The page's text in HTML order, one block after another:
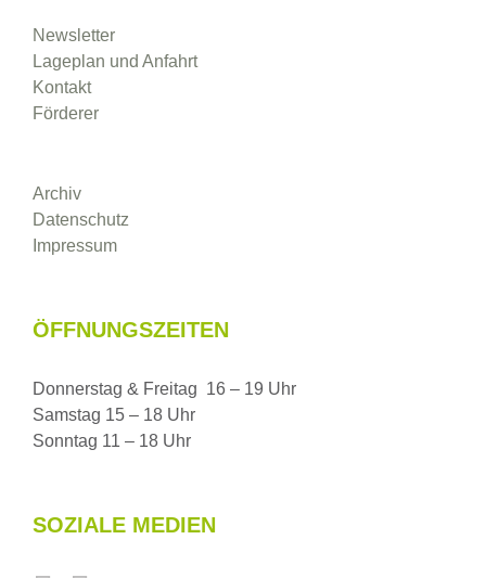
Newsletter
Lageplan und Anfahrt
Kontakt
Förderer
Archiv
Datenschutz
Impressum
ÖFFNUNGSZEITEN
Donnerstag & Freitag 16 – 19 Uhr
Samstag 15 – 18 Uhr
Sonntag 11 – 18 Uhr
SOZIALE MEDIEN